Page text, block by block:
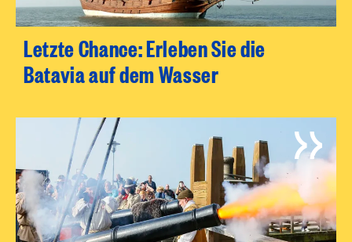
Letzte Chance: Erleben Sie die
Batavia auf dem Wasser